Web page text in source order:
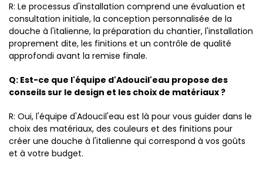
R: Le processus d'installation comprend une évaluation et
consultation initiale, la conception personnalisée de la
douche à l'italienne, la préparation du chantier, l'installation
proprement dite, les finitions et un contrôle de qualité
approfondi avant la remise finale.
Q: Est-ce que l'équipe d'Adoucil'eau propose des
conseils sur le design et les choix de matériaux ?
R: Oui, l'équipe d'Adoucil'eau est là pour vous guider dans le
choix des matériaux, des couleurs et des finitions pour
créer une douche à l'italienne qui correspond à vos goûts
et à votre budget.